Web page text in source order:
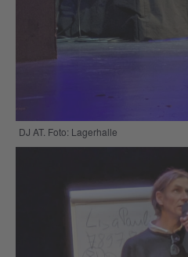
DJ AT. Foto: Lagerhalle